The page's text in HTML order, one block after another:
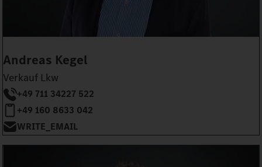
Andreas Kegel
Verkauf Lkw
+49 711 34227 522
+49 160 8633 042
WRITE_EMAIL